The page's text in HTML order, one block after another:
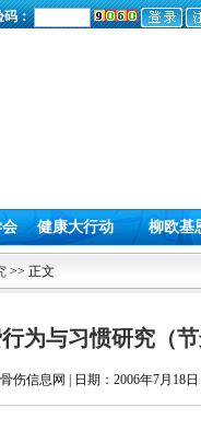
码：
健康大行动 柳欧基
>> 正文
为与习惯研究（
伤信息网 | 日期：2006年7月18日